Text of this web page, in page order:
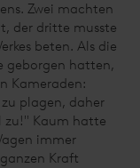
Zwei machten
der dritte musste
beten. Als die
geborgen hatten,
Kameraden:
plagen, daher
zu!" Kaum hatte
immer
Kraft